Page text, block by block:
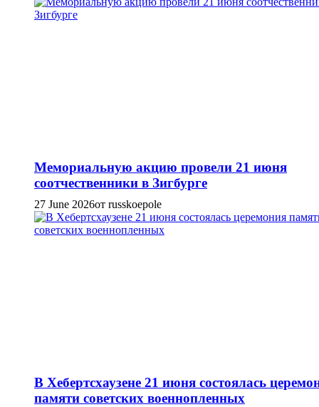
Мемориальную акцию провели 21 июня
соотчественники в Зигбурге
27 June 2026от russkoepole
В Хебертсхаузене 21 июня состоялась
памяти советских военнопленных